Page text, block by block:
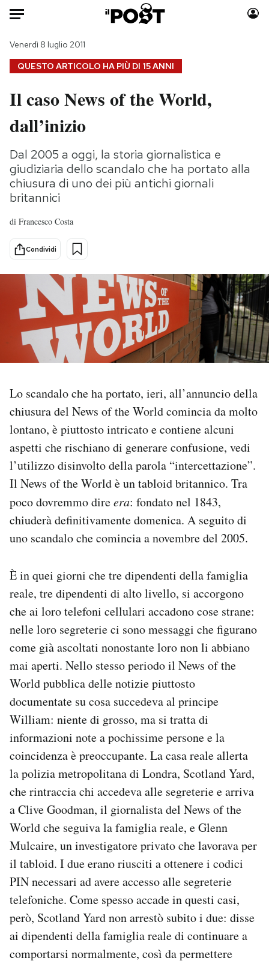
HOME
Italia
Politica
Tecnologia
Internet
Scienza
Cultura
Economia
Sport
Moda
Storie/Idee
Ok Boomer!
Media
PODCAST
NEWSLETTER
SHOP
CALENDARIO
AREA PERSONALE
Area Personale
Newsletter
Hai bisogno di aiuto?
Esci
QUESTO ARTICOLO HA PIÙ DI 15 ANNI
Venerdì 8 luglio 2011
Il caso News of the World,
dall’inizio
Dal 2005 a oggi, la storia giornalistica e
giudiziaria dello scandalo che ha portato alla
chiusura di uno dei più antichi giornali
britannici
di Francesco Costa
Condividi
Lo scandalo che ha portato, ieri, all’annuncio della
chiusura del News of the World comincia da molto
lontano, è piuttosto intricato e contiene alcuni
aspetti che rischiano di generare confusione, vedi
l’utilizzo disinvolto della parola “intercettazione”.
Il News of the World è un tabloid britannico. Tra
poco dovremmo direera: fondato nel 1843,
chiuderà definitivamente domenica. A seguito di
uno scandalo che comincia a novembre del 2005.
È in quei giorni che tre dipendenti della famiglia
reale, tre dipendenti di alto livello, si accorgono
che ai loro telefoni cellulari accadono cose strane:
nelle loro segreterie ci sono messaggi che figurano
come già ascoltati nonostante loro non li abbiano
mai aperti. Nello stesso periodo il News of the
World pubblica delle notizie piuttosto
documentate su cosa succedeva al principe
William: niente di grosso, ma si tratta di
informazioni note a pochissime persone e la
coincidenza è preoccupante. La casa reale allerta
la polizia metropolitana di Londra, Scotland Yard,
che rintraccia chi accedeva alle segreterie e arriva
a Clive Goodman, il giornalista del News of the
World che seguiva la famiglia reale, e Glenn
Mulcaire, un investigatore privato che lavorava per
il tabloid. I due erano riusciti a ottenere i codici
PIN necessari ad avere accesso alle segreterie
telefoniche. Come spesso accade in questi casi,
però, Scotland Yard non arrestò subito i due: disse
ai dipendenti della famiglia reale di continuare a
comportarsi normalmente, così da permettere